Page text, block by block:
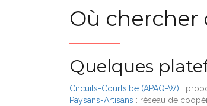
Où chercher
Quelques
Circuits-Courts.be (APAQ-W) :
Paysans-Artisans : réseau de